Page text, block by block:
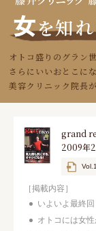
オトコ盛りのグラン世
さらにいいおとこに
美容クリニック院長
grand
2009年
［掲載内容］
いよいよ最終
オトコには女